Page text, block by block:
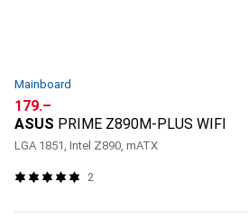
Mainboard
CHF
179.–
ASUS PRIME Z890M-PLUS WIFI
LGA 1851, Intel Z890, mATX
2